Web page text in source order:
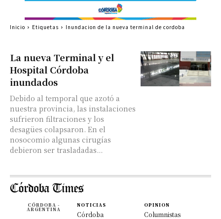
La nueva Terminal y el
Hospital Córdoba
inundados
Debido al temporal que azotó a
nuestra provincia, las instalaciones
sufrieron filtraciones y los
desagües colapsaron. En el
nosocomio algunas cirugías
debieron ser trasladadas...
Inicio Etiquetas Inundacion de la nueva terminal de cordoba
CÓRDOBA -
ARGENTINA
NOTICIAS
Córdoba
OPINION
Columnistas